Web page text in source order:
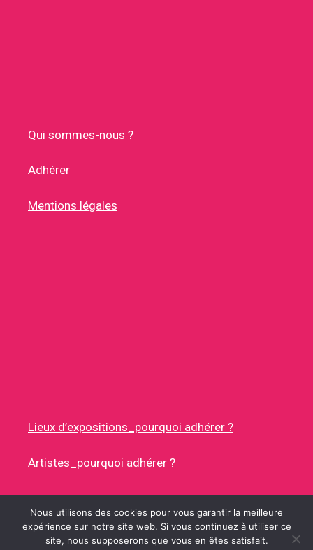
Qui sommes-nous ?
Adhérer
Mentions légales
Lieux d’expositions_pourquoi adhérer ?
Artistes_pourquoi adhérer ?
© 2026 RUES DES ARTISTES• CONSTRUIT AVEC
Nous utilisons des cookies pour vous garantir la meilleure
expérience sur notre site web. Si vous continuez à utiliser ce
site, nous supposerons que vous en êtes satisfait.